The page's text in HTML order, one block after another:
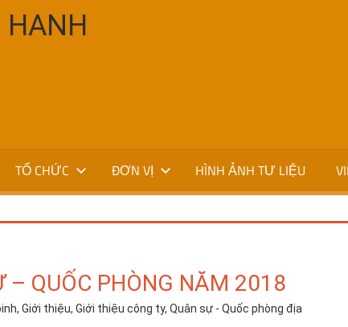
HANH
TỔ CHỨC ĐƠN VỊ HÌNH ẢNH TƯ LIỆU
– QUỐC PHÒNG NĂM 2018
,Giới thiệu,Giới thiệu công ty,Quân sự - Quốc phòng địa